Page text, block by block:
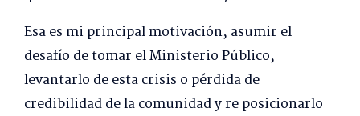
Esa es mi principal motivación, asumir el
desafío de tomar el Ministerio Público,
levantarlo de esta crisis o pérdida de
credibilidad de la comunidad y re posicionarlo